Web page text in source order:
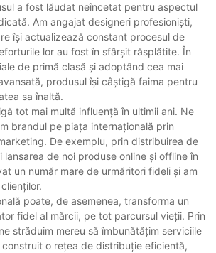
a fost lăudat neîncetat pentru aspectul
Am angajat designeri profesioniști,
își actualizează constant procesul de
lor au fost în sfârșit răsplătite. În
de primă clasă și adoptând cea mai
produsul își câștigă faima pentru
sa înaltă.
tot mai multă influență în ultimii ani. Ne
brandul pe piața internațională prin
De exemplu, prin distribuirea de
de noi produse online și offline în
un număr mare de urmăritori fideli și am
poate, de asemenea, transforma un
fidel al mărcii, pe tot parcursul vieții. Prin
străduim mereu să îmbunătățim serviciile
o rețea de distribuție eficientă,